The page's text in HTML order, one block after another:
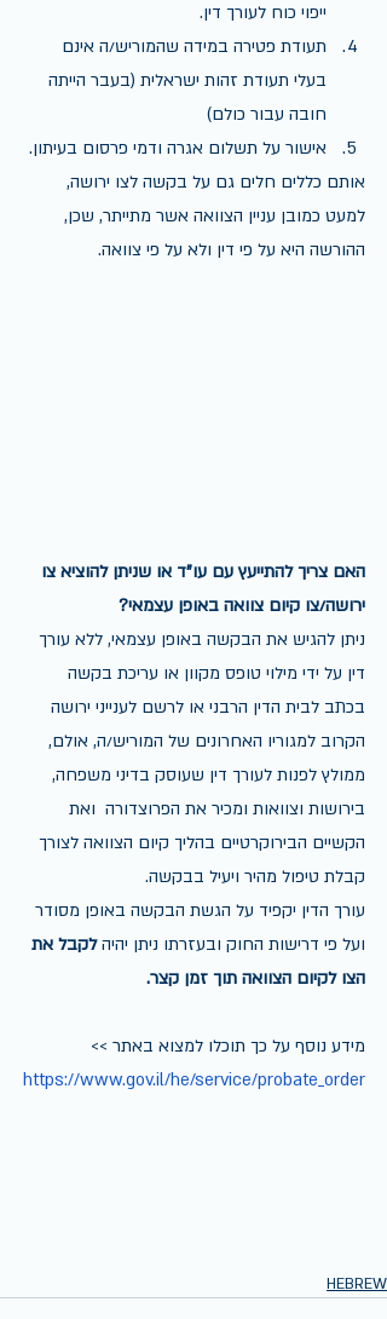
ייפוי כוח לעורך דין.
תעודת פטירה במידה שהמוריש/ה אינם
בעלי תעודת זהות ישראלית (בעבר הייתה
חובה עבור כולם)
אישור על תשלום אגרה ודמי פרסום בעיתון.
אותם כללים חלים גם על בקשה לצו ירושה,
למעט כמובן עניין הצוואה אשר מתייתר, שכן,
ההורשה היא על פי דין ולא על פי צוואה.
האם צריך להתייעץ עם עו"ד או שניתן להוציא צו
ירושה/צו קיום צוואה באופן עצמאי?
ניתן להגיש את הבקשה באופן עצמאי, ללא עורך
דין על ידי מילוי טופס מקוון או עריכת בקשה
בכתב לבית הדין הרבני או לרשם לענייני ירושה
הקרוב למגוריו האחרונים של המוריש/ה, אולם,
ממולץ לפנות לעורך דין שעוסק בדיני משפחה,
בירושות וצוואות ומכיר את הפרוצדורה  ואת
הקשיים הבירוקרטיים בהליך קיום הצוואה לצורך
קבלת טיפול מהיר ויעיל בבקשה.
עורך הדין יקפיד על הגשת הבקשה באופן מסודר
ועל פי דרישות החוק ובעזרתו ניתן יהיה לקבל את
הצו לקיום הצוואה תוך זמן קצר.
מידע נוסף על כך תוכלו למצוא באתר >>
https://www.gov.il/he/service/probate_order
HEBREW